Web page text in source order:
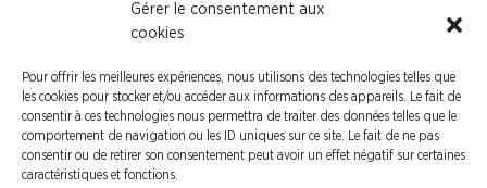
Gérer le consentement aux
cookies
Pour offrir les meilleures expériences, nous utilisons des technologies telles que
les cookies pour stocker et/ou accéder aux informations des appareils. Le fait de
consentir à ces technologies nous permettra de traiter des données telles que le
comportement de navigation ou les ID uniques sur ce site. Le fait de ne pas
consentir ou de retirer son consentement peut avoir un effet négatif sur certaines
caractéristiques et fonctions.
arbitrages: Communiquer
les choix réalisés, les
marges de manœuvre
restantes et les critères